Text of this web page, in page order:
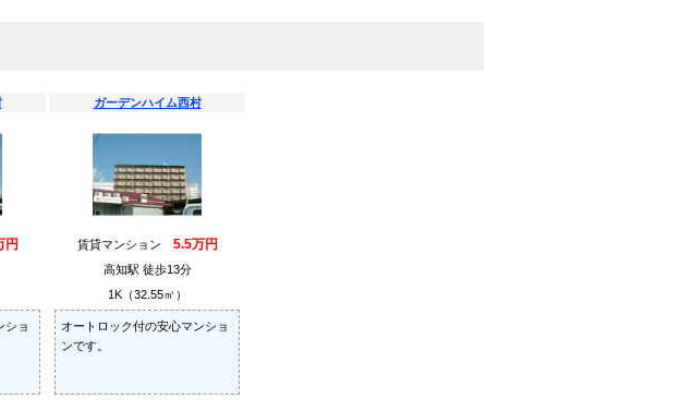
円
ショ
ガーデンハイム西村
賃貸マンション 5.5万円
高知駅 徒歩13分
1K（32.55㎡）
オートロック付の安心マンショ
ンです。